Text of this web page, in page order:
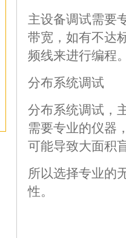
主设备调试需要
带宽，如有不达
频线来进行编程
分布系统调试
分布系统调试，
需要专业的仪器
可能导致大面积
所以选择专业的
性。